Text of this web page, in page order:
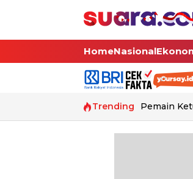
HomeNasional
Trending Pemain